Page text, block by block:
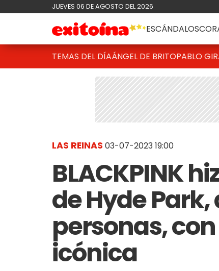
JUEVES 06 DE AGOSTO DEL 2026
ESCÁNDALOS
TEMAS DEL DÍAÁNGEL DE BRITOPABLO
LAS REINAS 03-07-2023 19:00
BLACKPINK
de Hyde
personas,
icónica